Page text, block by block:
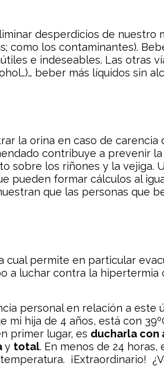
desperdicios de
como los contaminantes).
e indeseables. Las otras
beber más líquidos sin
la orina en caso de
contribuye a prevenir la
sobre los riñones y la vejiga.
pueden formar cálculos al
que las personas que
permite en particular
a luchar contra la
personal en relación a este
mi hija de 4 años, está con
primer lugar, es ducharla con
y total. En menos de 24 horas,
¡Extraordinario!